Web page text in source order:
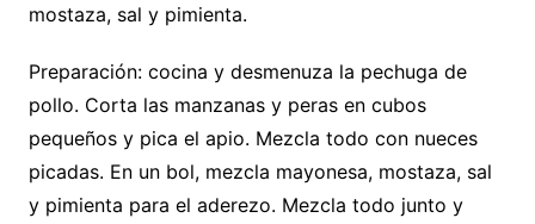
mostaza, sal y pimienta.
Preparación: cocina y desmenuza la pechuga de
pollo. Corta las manzanas y peras en cubos
pequeños y pica el apio. Mezcla todo con nueces
picadas. En un bol, mezcla mayonesa, mostaza, sal
y pimienta para el aderezo. Mezcla todo junto y